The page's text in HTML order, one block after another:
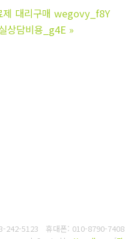
대리구매 wegovy_f8Y
상담비용_g4E »
242-5123 휴대폰: 010-8790-7408